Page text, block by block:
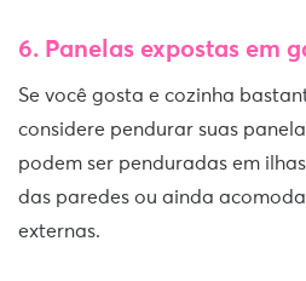
6. Panelas expostas em
Se você gosta e cozinha
considere pendurar suas
podem ser penduradas em
das paredes ou ainda
externas.